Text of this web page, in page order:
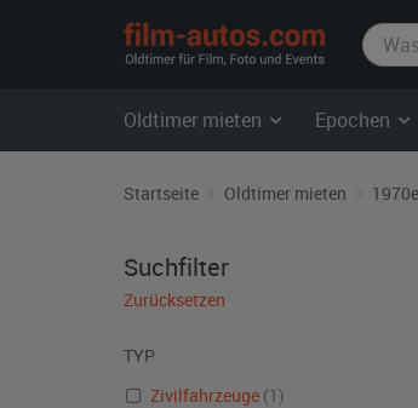
film-
Oldtimer mieten Epochen
Startseite Oldtimer mieten
Suchfilter
Zurücksetzen
TYP
Zivilfahrzeuge (1)